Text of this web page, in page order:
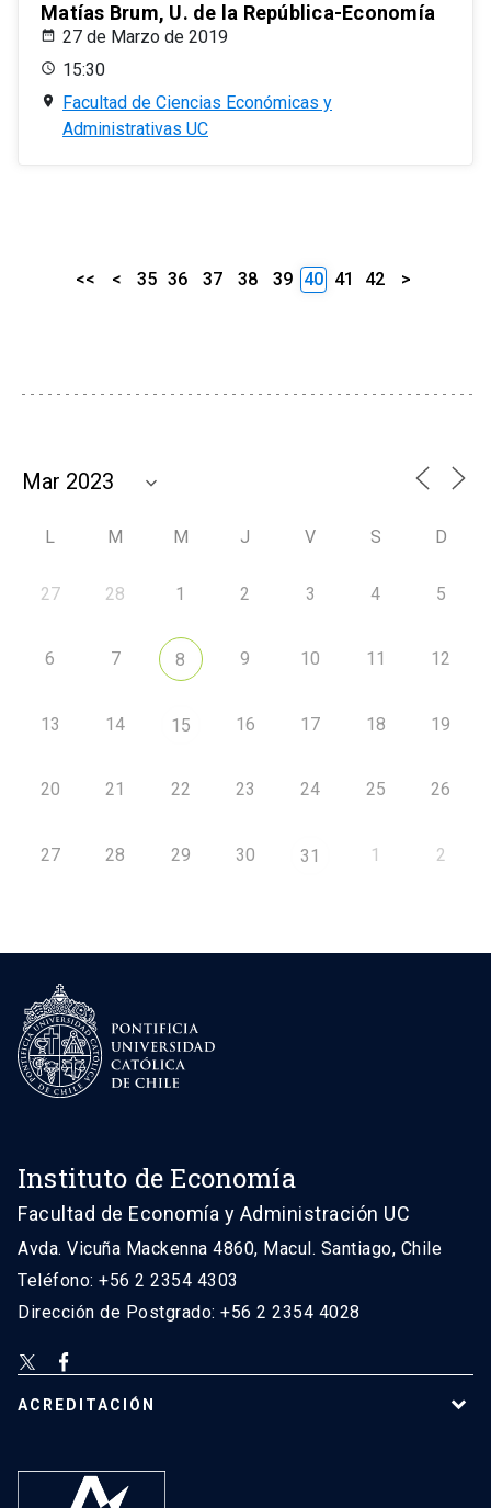
Matías Brum, U. de la República-Economía
27 de Marzo de 2019
15:30
Facultad de Ciencias Económicas y
Administrativas UC
<< < 35 36 37 38 39 40 41 42 >
L M M J V S D
27 28 1 2 3 4 5
6 7 8 9 10 11 12
13 14 15 16 17 18 19
20 21 22 23 24 25 26
27 28 29 30 31 1 2
Instituto de Economía
Facultad de Economía y Administración UC
Avda. Vicuña Mackenna 4860, Macul. Santiago, Chile
Teléfono: +56 2 2354 4303
Dirección de Postgrado: +56 2 2354 4028
ACREDITACIÓN